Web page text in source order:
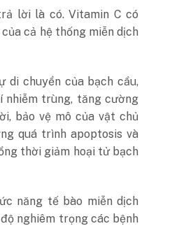
lời là có.Vitamin C có
cả hệ thống miễn dịch
di chuyển của bạch cầu,
trùng, tăng cường
bảo vệ mô của vật chủ
quá trình apoptosis và
thời giảm hoại tử bạch
năng tế bào miễn dịch
nghiêm trọng các bệnh